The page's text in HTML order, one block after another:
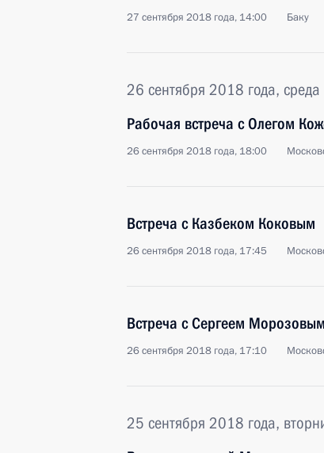
27 сентября 2018 года, 14:00 Баку
26 сентября 2018 года, среда
Рабочая встреча с Олегом
26 сентября 2018 года, 18:00
Встреча с Казбеком Коковым
26 сентября 2018 года, 17:45
Встреча с Сергеем Морозовым
26 сентября 2018 года, 17:10
25 сентября 2018 года,